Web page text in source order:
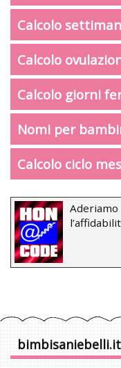
Calcolo
Calcolo
Calcolo giorni
Nomi per
Calcolo ciclo
bimbisaniebelli.it